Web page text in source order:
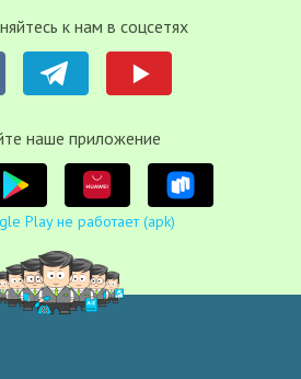
к нам в соцсетях
наше приложение
Play не работает (apk)